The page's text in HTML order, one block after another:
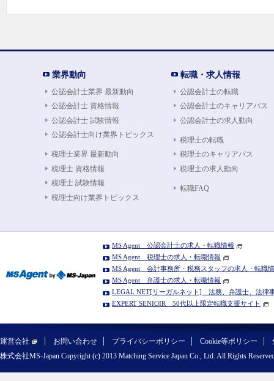
業界動向
公認会計士業界 最新動向
公認会計士 資格情報
公認会計士 試験情報
公認会計士向け業界トピックス
税理士業界 最新動向
税理士 資格情報
税理士 試験情報
税理士向け業界トピックス
転職・求人情報
公認会計士の転職
公認会計士のキャリアパス
公認会計士の求人動向
税理士の転職
税理士のキャリアパス
税理士の求人動向
転職FAQ
MS Agent 公認会計士の求人・転職情報
MS Agent 税理士の求人・転職情報
MS Agent 会計事務所・税務スタッフの求人・転職
MS Agent 弁護士の求人・転職情報
LEGAL NET[リーガルネット] 法務、弁護士、法律
EXPERT SENIOIR 50代以上限定転職支援サイト
運営会社 お問い合わせ プライバシーポリシー Cookie等ポリシー
株式会社MS-Japan Copyright (c) 2013 Matching Service Japan Co., Ltd. All Rights